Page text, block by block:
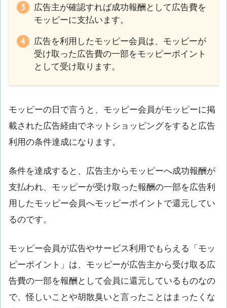
広告主が確認すれば成功報酬として広告費を
モッピーに支払います。
広告を利用したモッピー会員は、モッピーが
受け取った広告費の一部をモッピーポイント
として受け取ります。
モッピーの日で言うと、モッピー会員がモッピーに掲
載された広告経由でネットショッピングをすると広告
利用の条件達成になります。
条件を達成すると、広告主からモッピーへ成功報酬が
支払われ、モッピーが受け取った報酬の一部を広告利
用したモッピー会員へモッピーポイントで還元してい
るのです。
モッピー会員が広告やサービス利用でもらえる「モッ
ピーポイント」は、モッピーが広告主から受け取る広
告費の一部を報酬として会員に還元しているものなの
で、怪しいことや胡散臭いと言ったことはまったくな